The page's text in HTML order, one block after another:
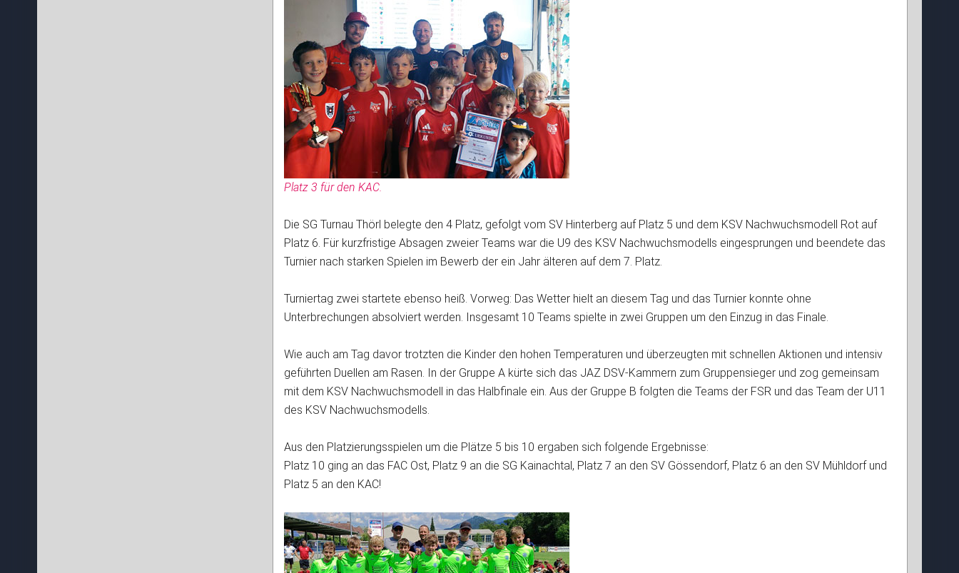
Platz 3 für den KAC.
Die SG Turnau Thörl belegte den 4 Platz, gefolgt vom SV Hinterberg auf Platz 5 und dem KSV Nachwuchsmodell Rot auf
Platz 6. Für kurzfristige Absagen zweier Teams war die U9 des KSV Nachwuchsmodells eingesprungen und beendete das
Turnier nach starken Spielen im Bewerb der ein Jahr älteren auf dem 7. Platz.
Turniertag zwei startete ebenso heiß. Vorweg: Das Wetter hielt an diesem Tag und das Turnier konnte ohne
Unterbrechungen absolviert werden. Insgesamt 10 Teams spielte in zwei Gruppen um den Einzug in das Finale.
Wie auch am Tag davor trotzten die Kinder den hohen Temperaturen und überzeugten mit schnellen Aktionen und intensiv
geführten Duellen am Rasen. In der Gruppe A kürte sich das JAZ DSV-Kammern zum Gruppensieger und zog gemeinsam
mit dem KSV Nachwuchsmodell in das Halbfinale ein. Aus der Gruppe B folgten die Teams der FSR und das Team der U11
des KSV Nachwuchsmodells.
Aus den Platzierungsspielen um die Plätze 5 bis 10 ergaben sich folgende Ergebnisse:
Platz 10 ging an das FAC Ost, Platz 9 an die SG Kainachtal, Platz 7 an den SV Gössendorf, Platz 6 an den SV Mühldorf und
Platz 5 an den KAC!